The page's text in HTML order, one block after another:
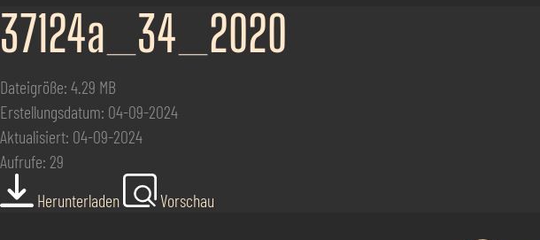
37124a_34_2020
Dateigröße: 4.29 MB
Erstellungsdatum: 04-09-2024
Aktualisiert: 04-09-2024
Aufrufe: 29
Herunterladen
Vorschau